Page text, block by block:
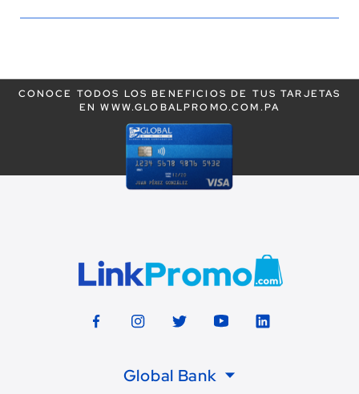
página
CONOCE TODOS LOS BENEFICIOS DE TUS TARJETAS
EN WWW.GLOBALPROMO.COM.PA
Global Bank